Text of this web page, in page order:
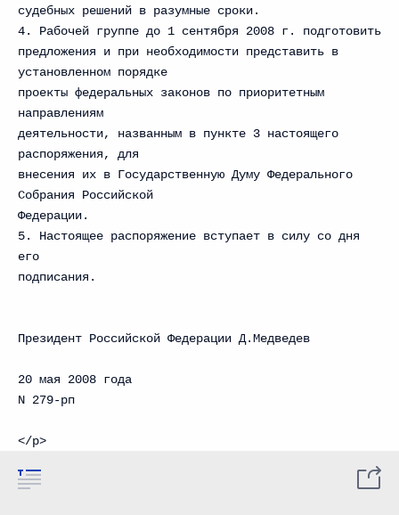
судебных решений в разумные сроки.
4. Рабочей группе до 1 сентября 2008 г. подготовить
предложения и при необходимости представить в
установленном порядке
проекты федеральных законов по приоритетным
направлениям
деятельности, названным в пункте 3 настоящего
распоряжения, для
внесения их в Государственную Думу Федерального
Собрания Российской
Федерации.
5. Настоящее распоряжение вступает в силу со дня
его
подписания.
Президент Российской Федерации Д.Медведев
20 мая 2008 года
N 279-рп
</p>